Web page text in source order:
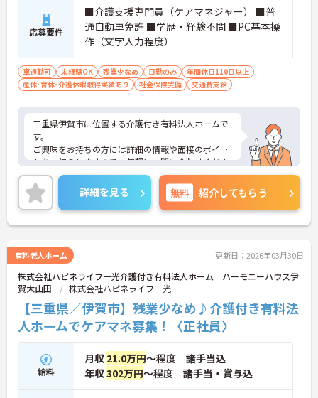
応募要件
■介護支援専門員（ケアマネジャー） ■普
通自動車免許 ■学歴・経験不問 ■PC基本操
作（文字入力程度）
車通勤可 未経験OK 残業少なめ 日勤のみ
年間休日110日以上
産休･育休･介護休暇取得実績あり
社会保険完備 交通費支給
三重県伊賀市に位置する介護付き有料法人ホームで
す。
ご興味をお持ちの方には詳細の情報や面接のポイン
トをお伝えしますのでお気軽にお問い合わせくださ
いませ。
詳細を見る 無料 紹介してもらう
有料老人ホーム 更新日：2026年03月30日
株式会社ハピネライフ一光介護付き有料法人ホーム ハーモニーハウス伊
賀大山田
株式会社ハピネライフ一光
【三重県／伊賀市】残業少なめ♪介護付き有料法
人ホームでケアマネ募集！〈正社員〉
給料
月収 21.0万円～程度 諸手当込
年収302万円～程度 諸手当・賞与込